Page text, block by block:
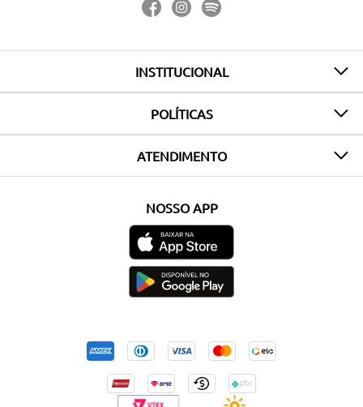
INSTITUCIONAL
POLÍTICAS
ATENDIMENTO
NOSSO APP